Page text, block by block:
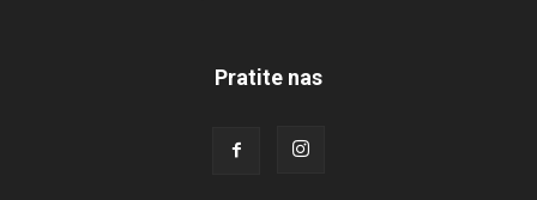
Pratite nas